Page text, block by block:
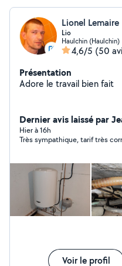
Lionel Lemaire
Lio
Haulchin (Haulchin)
4,6/5 (50
Présentation
Adore le travail bien fait
Dernier avis laissé par
Hier à 16h
Très sympathique, tarif très
Voir le profil